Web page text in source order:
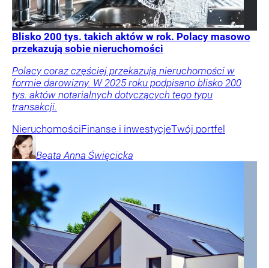
Blisko 200 tys. takich aktów w rok. Polacy masowo
przekazują sobie nieruchomości
Polacy coraz częściej przekazują nieruchomości w
formie darowizny. W 2025 roku podpisano blisko 200
tys. aktów notarialnych dotyczących tego typu
transakcji.
NieruchomościFinanse i inwestycjeTwój portfel
Beata Anna Święcicka